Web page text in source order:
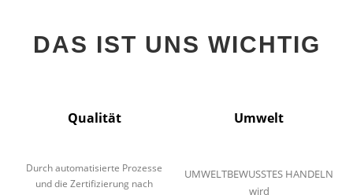
DAS IST UNS WICHTIG
Qualität
Durch automatisierte Prozesse
und die Zertifizierung nach
Umwelt
UMWELTBEWUSSTES HANDELN
wird